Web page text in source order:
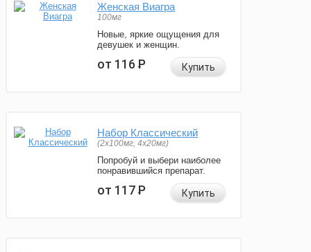
Женская Виагра
100мг
Новые, яркие ощущения для
девушек и женщин.
от 116Р Купить
Набор Классический
(2x100мг, 4x20мг)
Попробуй и выбери наиболее
понравившийся препарат.
от 117Р Купить